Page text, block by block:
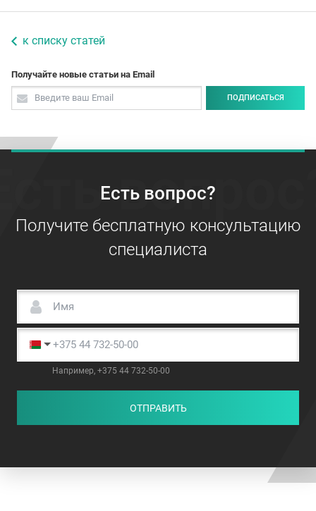
к списку статей
Получайте новые статьи на Email
ПОДПИСАТЬСЯ
Есть вопрос?
Получите бесплатную консультацию
специалиста
Например, +375 44 732-50-00
ОТПРАВИТЬ